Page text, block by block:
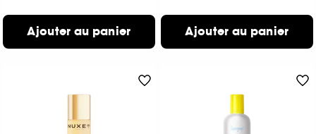
Ajouter au panier Ajouter au panier